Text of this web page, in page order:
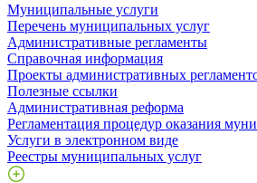
Муниципальные услуги
Перечень муниципальных услуг
Административные регламенты
Справочная информация
Проекты административных
Полезные ссылки
Административная реформа
Регламентация процедур оказания
Услуги в электронном виде
Реестры муниципальных услуг